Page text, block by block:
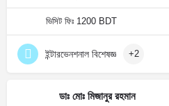
ভিসিট ফিঃ 1200 BDT
ইন্টারভেনশনাল বিশেষজ্ঞ +2
ডাঃ মোঃ মিজানুর রহমান